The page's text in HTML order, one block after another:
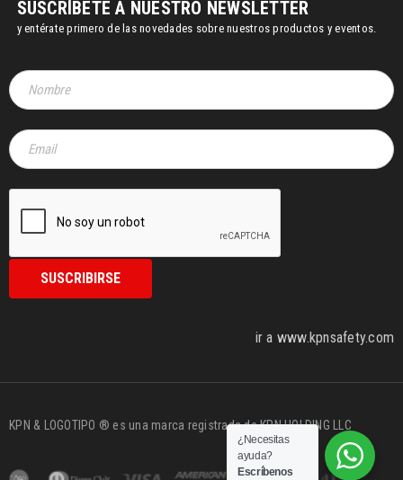
SUSCRÍBETE A NUESTRO NEWSLETTER
y entérate primero de las novedades sobre nuestros productos y eventos.
ir a www.kpnsafety.com
KPN & LOGOTIPO ® es una marca registrada de KPN HOLDING LLC
¿Necesitas
ayuda?
Escríbenos